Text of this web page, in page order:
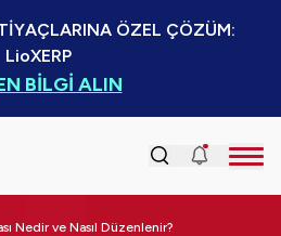
ÖZEL ÇÖZÜM:
LioXERP
BİLGİ ALIN
Nedir ve Nasıl Düzenlenir?